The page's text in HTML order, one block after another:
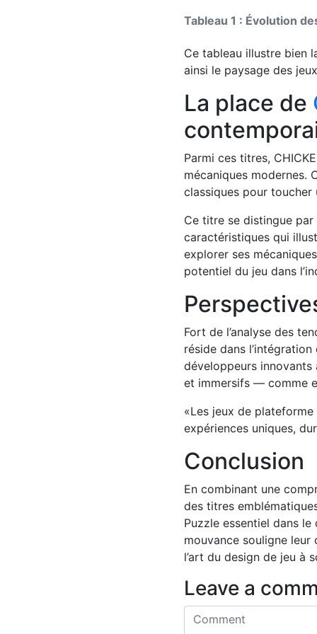
Tableau 1 : Évolution
Ce tableau illustre bien
ainsi le paysage des
La place de
Parmi ces titres,
mécaniques modernes.
classiques pour
Ce titre se distingue
caractéristiques qui
explorer ses
potentiel du jeu dans
Fort de l’analyse des
réside dans
développeurs
et immersifs — comme
«Les jeux de
expériences uniques,
Conclusion
En combinant une
des titres
Puzzle essentiel dans
mouvance souligne
l’art du design de jeu à
Leave a